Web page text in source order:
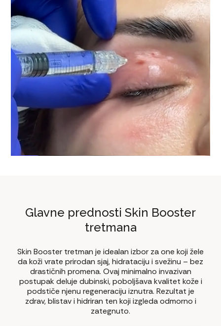
Glavne prednosti Skin Booster
tretmana
Skin Booster tretman je idealan izbor za one koji žele
da koži vrate prirodan sjaj, hidrataciju i svežinu – bez
drastičnih promena. Ovaj minimalno invazivan
postupak deluje dubinski, poboljšava kvalitet kože i
podstiče njenu regeneraciju iznutra. Rezultat je
zdrav, blistav i hidriran ten koji izgleda odmorno i
zategnuto.